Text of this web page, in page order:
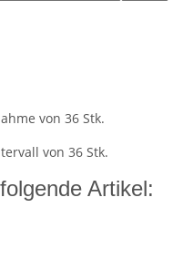
von 36 Stk.
von 36 Stk.
Artikel: